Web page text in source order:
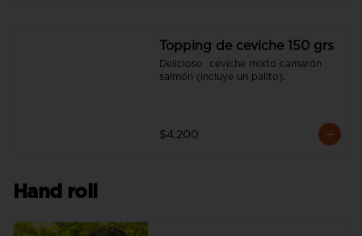
Topping de ceviche 150 grs
Delicioso  ceviche mixto camarón
salmón (incluye un palito).
$4.200
Hand roll